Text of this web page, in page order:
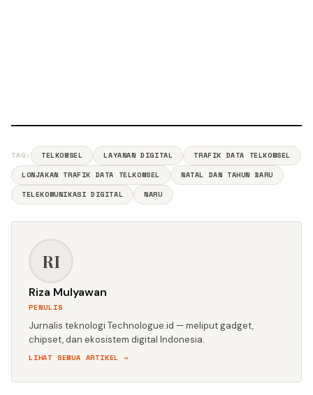
TAG: TELKOMSEL LAYANAN DIGITAL
TRAFIK DATA TELKOMSEL
LONJAKAN TRAFIK DATA TELKOMSEL
NATAL DAN TAHUN BARU
TELEKOMUNIKASI DIGITAL
NARU
RI
Riza Mulyawan
PENULIS
Jurnalis teknologi Technologue.id — meliput gadget,
chipset, dan ekosistem digital Indonesia.
LIHAT SEMUA ARTIKEL →